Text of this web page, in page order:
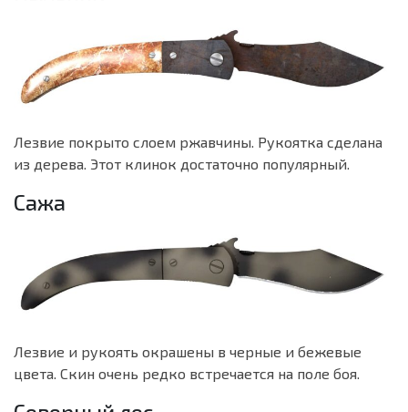
Лезвие покрыто слоем ржавчины. Рукоятка сделана
из дерева. Этот клинок достаточно популярный.
Сажа
Лезвие и рукоять окрашены в черные и бежевые
цвета. Скин очень редко встречается на поле боя.